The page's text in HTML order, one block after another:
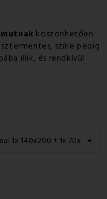
köszönhetően
színe pedig
illik, és rendkívül